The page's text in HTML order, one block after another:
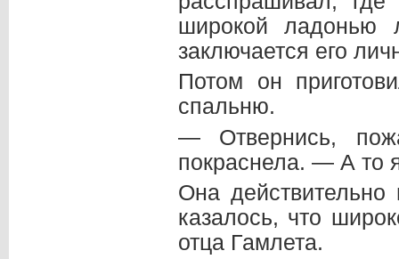
широкой ладонью
заключается его
Потом он
спальню.
— Отвернись,
покраснела. — А то
Она
казалось, что
отца Гамлета.